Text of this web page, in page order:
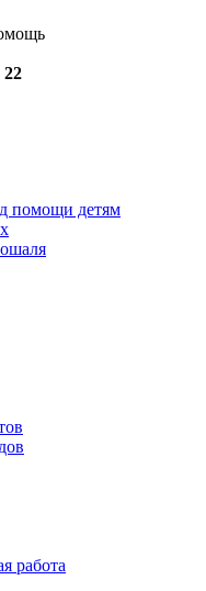
помощи детям
работа